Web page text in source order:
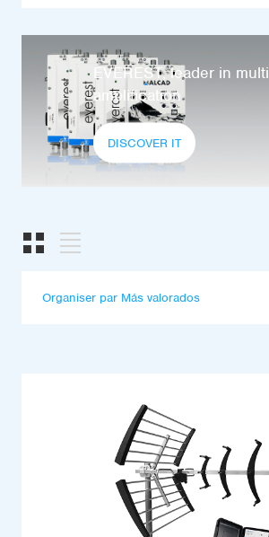
EVEREST, leader in
amplification
DISCOVER IT
Organiser par Más valorados